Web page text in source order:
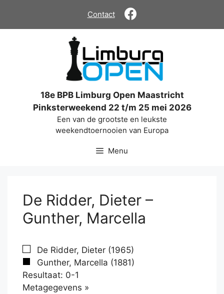
de
Contact
18e BPB Limburg Open Maastricht
Pinksterweekend 22 t/m 25 mei 2026
Een van de grootste en leukste
weekendtoernooien van Europa
Menu
De Ridder, Dieter –
Gunther, Marcella
De Ridder, Dieter (1965)
Gunther, Marcella (1881)
Resultaat: 0-1
Metagegevens »